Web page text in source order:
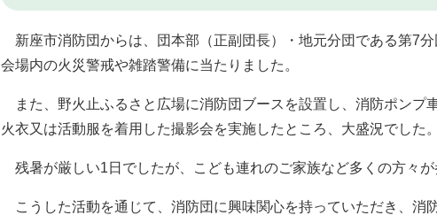
新座市消防団からは、団本部（正副団長）・地元分団である第7分
会場内の火災警戒や雑踏警備に当たりました。
また、野火止ふるさと広場に消防団ブースを設置し、消防ポンプ
火衣又は活動服を着用した撮影会を実施したところ、大盛況でした。
残暑が厳しい1日でしたが、こども連れのご家族など多くの方々が
こうした活動を通じて、消防団に興味関心を持っていただき、消